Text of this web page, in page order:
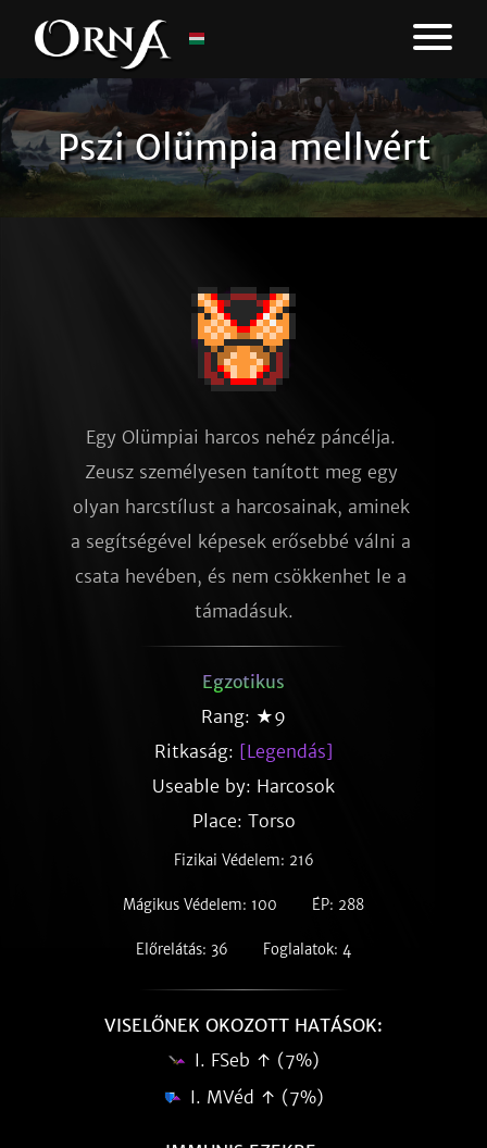
Pszi Olümpia mellvért
Egy Olümpiai harcos nehéz páncélja.
Zeusz személyesen tanított meg egy
olyan harcstílust a harcosainak, aminek
a segítségével képesek erősebbé válni a
csata hevében, és nem csökkenhet le a
támadásuk.
Egzotikus
Rang: ★9
Ritkaság: [Legendás]
Useable by: Harcosok
Place: Torso
Fizikai Védelem: 216
Mágikus Védelem: 100 ÉP: 288
Előrelátás: 36 Foglalatok: 4
VISELŐNEK OKOZOTT HATÁSOK:
I. FSeb ↑ (7%)
I. MVéd ↑ (7%)